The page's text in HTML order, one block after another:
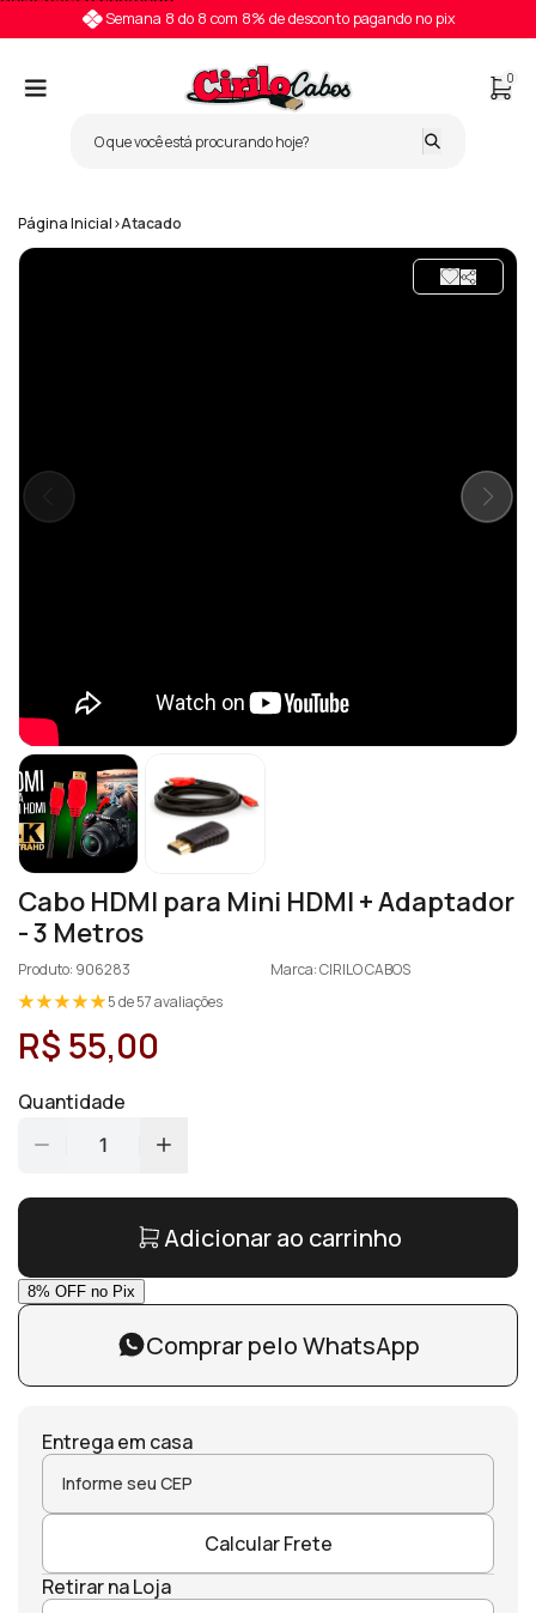
Semana 8 do 8 com 8% de desconto pagando no pix
0
Página Inicial>Atacado
Cabo HDMI para Mini HDMI + Adaptador
- 3 Metros
Produto: 906283
Marca: CIRILO CABOS
5 de 57 avaliações
R$ 55,00
Quantidade
1
Adicionar ao carrinho
Comprar pelo WhatsApp
Entrega em casa
Calcular Frete
Retirar na Loja